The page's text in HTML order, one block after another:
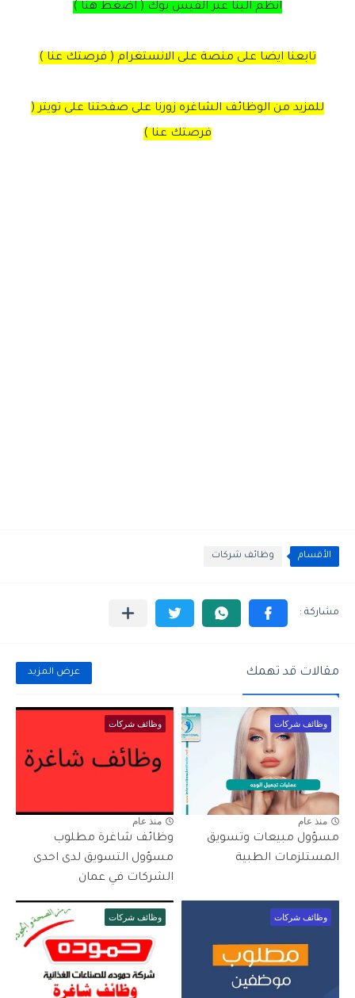
انظم الينا عبر الفيس بوك ( اضغط هنا )
تابعنا ايضا على منصة على الانستغرام ( فرصتك عنا )
للمزيد من الوظائف الشاغره زورنا على صفحتنا على تويتر (
فرصتك عنا )
الأقسام وظائف شركات
مقالات قد تهمك عرض المزيد
وظائف شركات
منذ عام
مسؤول مبيعات وتسويق
المستلزمات الطبية
وظائف شركات
منذ عام
وظائف شاغرة مطلوب
مسؤول التسويق لدى احدى
الشركات في عمان
وظائف شركات وظائف شركات